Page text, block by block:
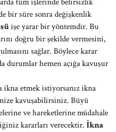
bir süre sonra değişkenlik
işe yarar bir yöntemdir. Bu
doğru bir şekilde vermesini,
sağlar. Böylece karar
durumlar hemen açığa kavuşur
etmek istiyorsanız ikna
kavuşabilirsiniz. Büyü
ve hareketlerine müdahale
kararları verecektir. İkna